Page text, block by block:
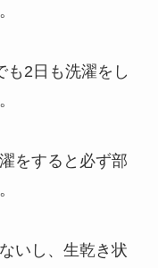
も2日も洗濯をし
をすると必ず部
いし、生乾き状